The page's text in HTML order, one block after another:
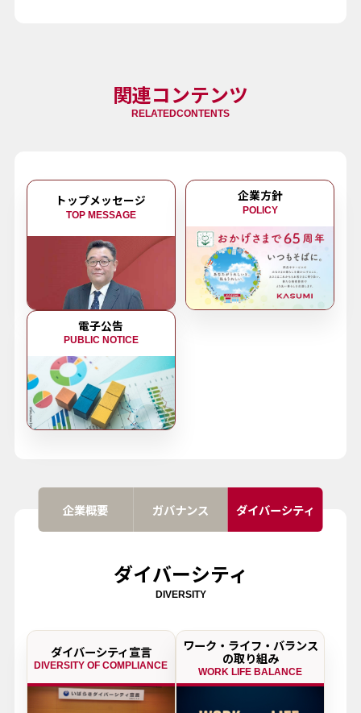
関連コンテンツ
RELATEDCONTENTS
トップメッセージ
TOP MESSAGE
企業方針
POLICY
電子公告
PUBLIC NOTICE
企業概要 ガバナンス ダイバーシティ
ダイバーシティ
DIVERSITY
ダイバーシティ宣言
DIVERSITY OF COMPLIANCE
ワーク・ライフ・バランス
の取り組み
WORK LIFE BALANCE